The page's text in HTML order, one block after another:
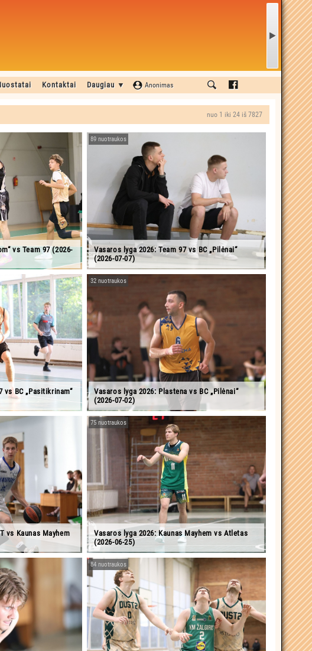
Kontaktai Daugiau ▼ Anonimas
nuo 1 iki 24 iš 7827
vs Team 97 (2026-
Vasaros lyga 2026: Team 97 vs BC „Pilėnai“
(2026-07-07)
89 nuotraukos
vs BC „Pasitikrinam“
Vasaros lyga 2026: Plastena vs BC „Pilėnai“
(2026-07-02)
32 nuotraukos
vs Kaunas Mayhem
Vasaros lyga 2026: Kaunas Mayhem vs Atletas
(2026-06-25)
75 nuotraukos
84 nuotraukos